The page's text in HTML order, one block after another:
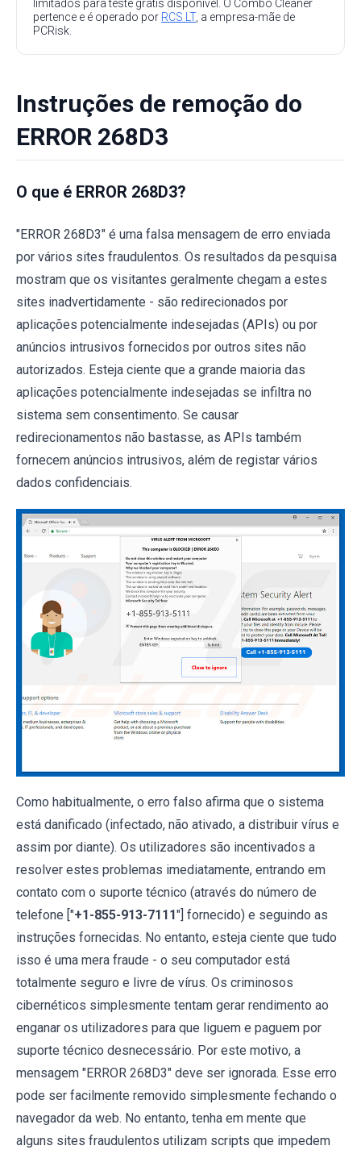
limitados para teste grátis disponível. O Combo Cleaner
pertence e é operado por RCS LT, a empresa-mãe de
PCRisk.
Instruções de remoção do
ERROR 268D3
O que é ERROR 268D3?
"ERROR 268D3" é uma falsa mensagem de erro enviada
por vários sites fraudulentos. Os resultados da pesquisa
mostram que os visitantes geralmente chegam a estes
sites inadvertidamente - são redirecionados por
aplicações potencialmente indesejadas (APIs) ou por
anúncios intrusivos fornecidos por outros sites não
autorizados. Esteja ciente que a grande maioria das
aplicações potencialmente indesejadas se infiltra no
sistema sem consentimento. Se causar
redirecionamentos não bastasse, as APIs também
fornecem anúncios intrusivos, além de registar vários
dados confidenciais.
Como habitualmente, o erro falso afirma que o sistema
está danificado (infectado, não ativado, a distribuir vírus e
assim por diante). Os utilizadores são incentivados a
resolver estes problemas imediatamente, entrando em
contato com o suporte técnico (através do número de
telefone ["+1-855-913-7111"] fornecido) e seguindo as
instruções fornecidas. No entanto, esteja ciente que tudo
isso é uma mera fraude - o seu computador está
totalmente seguro e livre de vírus. Os criminosos
cibernéticos simplesmente tentam gerar rendimento ao
enganar os utilizadores para que liguem e paguem por
suporte técnico desnecessário. Por este motivo, a
mensagem "ERROR 268D3" deve ser ignorada. Esse erro
pode ser facilmente removido simplesmente fechando o
navegador da web. No entanto, tenha em mente que
alguns sites fraudulentos utilizam scripts que impedem